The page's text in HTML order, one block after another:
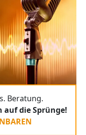
Beratung.
die Sprünge!